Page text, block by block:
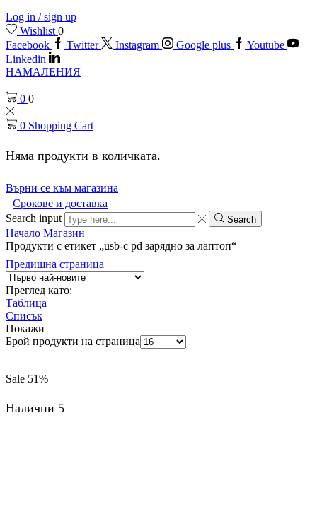
Log in / sign up
Wishlist 0
Facebook
Twitter Instagram Google plus
Youtube
Linkedin
НАМАЛЕНИЯ
0 0
0 Shopping Cart
Няма продукти в количката.
Върни се към магазина
Срокове и доставка
Search input
Search
Начало Магазин
Продукти с етикет „usb-c pd зарядно за лаптоп“
Предишна страница
Преглед като:
Таблица
Списък
Покажи
Брой продукти на страница
Sale 51%
Налични 5